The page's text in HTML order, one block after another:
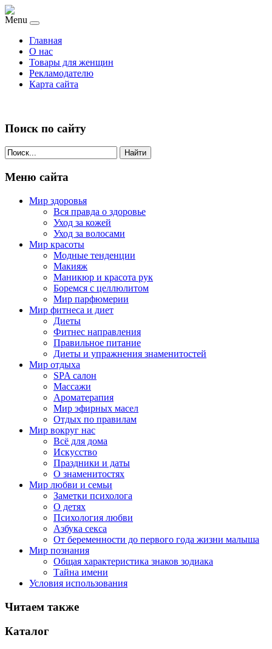
Menu
Главная
О нас
Товары для женщин
Рекламодателю
Карта сайта
Поиск по сайту
Найти
Меню сайта
Мир здоровья
Вся правда о здоровье
Уход за кожей
Уход за волосами
Мир красоты
Модные тенденции
Макияж
Маникюр и красота рук
Боремся с целлюлитом
Мир парфюмерии
Мир фитнеса и диет
Диеты
Фитнес направления
Правильное питание
Диеты и упражнения знаменитостей
Мир отдыха
SPA салон
Массажи
Ароматерапия
Мир эфирных масел
Отдых по правилам
Мир вокруг нас
Всё для дома
Искусство
Праздники и даты
О знаменитостях
Мир любви и семьи
Заметки психолога
О детях
Психология любви
Азбука секса
От беременности до первого года жизни малыша
Мир познания
Общая характеристика знаков зодиака
Тайна имени
Условия использования
Читаем также
Каталог